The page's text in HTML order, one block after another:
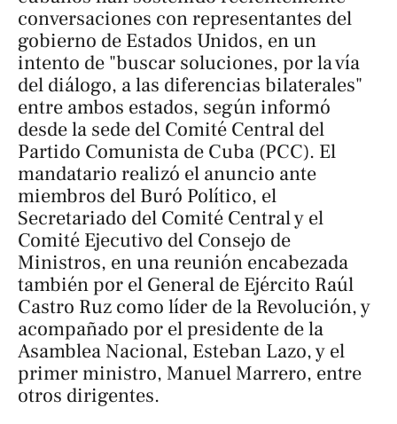
conversaciones con representantes del
gobierno de Estados Unidos, en un
intento de "buscar soluciones, por la vía
del diálogo, a las diferencias bilaterales"
entre ambos estados, según informó
desde la sede del Comité Central del
Partido Comunista de Cuba (PCC). El
mandatario realizó el anuncio ante
miembros del Buró Político, el
Secretariado del Comité Central y el
Comité Ejecutivo del Consejo de
Ministros, en una reunión encabezada
también por el General de Ejército Raúl
Castro Ruz como líder de la Revolución, y
acompañado por el presidente de la
Asamblea Nacional, Esteban Lazo, y el
primer ministro, Manuel Marrero, entre
otros dirigentes.